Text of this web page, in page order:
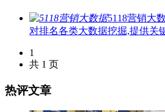
5118营销大
对排名各类大数据挖掘,提供关
1
共 1 页
热评文章